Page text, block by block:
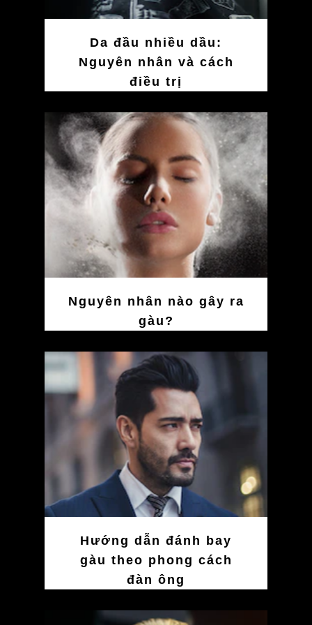
Da đầu nhiều dầu:
Nguyên nhân và cách
điều trị
Nguyên nhân nào gây ra
gàu?
Hướng dẫn đánh bay
gàu theo phong cách
đàn ông